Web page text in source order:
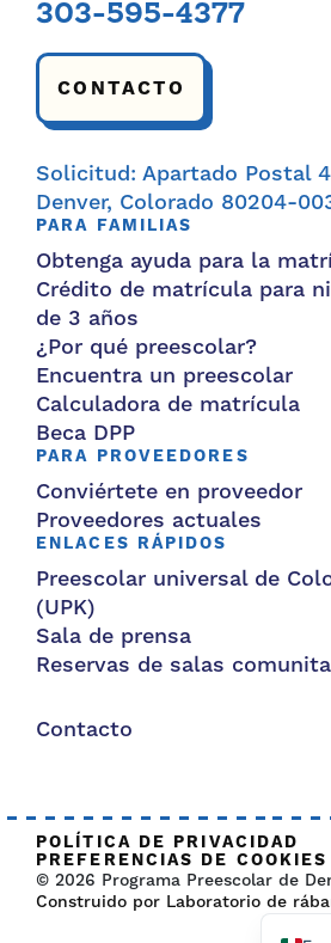
303-595-4377
CONTACTO
Solicitud: Apartado Postal
Denver, Colorado 80204-
PARA FAMILIAS
Obtenga ayuda para la
Crédito de matrícula para
de 3 años
¿Por qué preescolar?
Encuentra un preescolar
Calculadora de matrícula
Beca DPP
PARA PROVEEDORES
Conviértete en proveedor
Proveedores actuales
ENLACES RÁPIDOS
Preescolar universal de
(UPK)
Sala de prensa
Reservas de salas
Contacto
POLÍTICA DE PRIVACIDAD
PREFERENCIAS DE COOKIES
© 2026 Programa Preescolar de
Construido por Laboratorio de